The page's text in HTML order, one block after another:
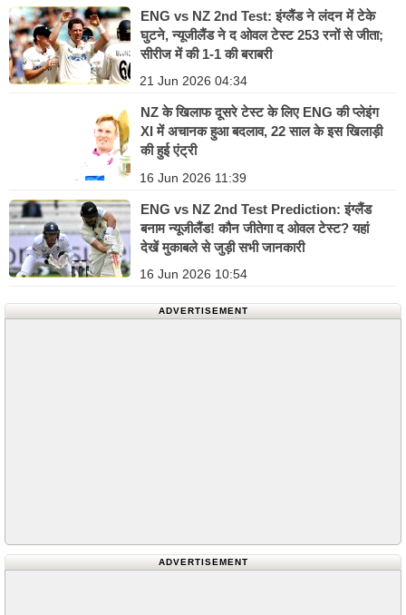
ENG vs NZ 2nd Test: इंग्लैंड ने लंदन में टेके
घुटने, न्यूजीलैंड ने द ओवल टेस्ट 253 रनों से जीता;
सीरीज में की 1-1 की बराबरी
21 Jun 2026 04:34
NZ के खिलाफ दूसरे टेस्ट के लिए ENG की प्लेइंग
XI में अचानक हुआ बदलाव, 22 साल के इस खिलाड़ी
की हुई एंट्री
16 Jun 2026 11:39
ENG vs NZ 2nd Test Prediction: इंग्लैंड
बनाम न्यूजीलैंड! कौन जीतेगा द ओवल टेस्ट? यहां
देखें मुकाबले से जुड़ी सभी जानकारी
16 Jun 2026 10:54
ADVERTISEMENT
ADVERTISEMENT